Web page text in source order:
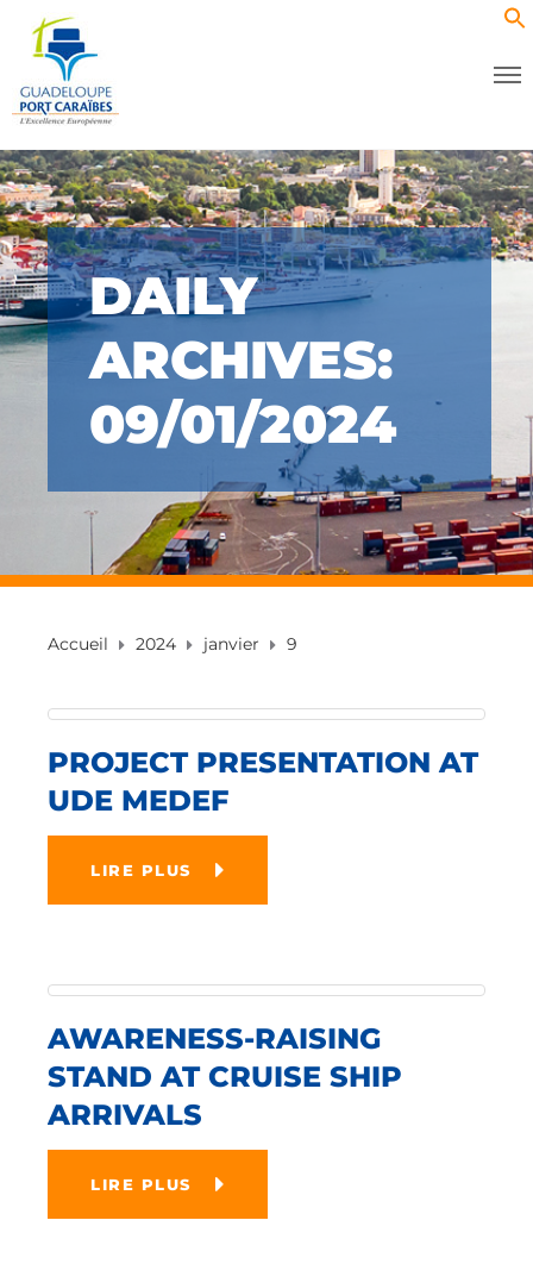
DAILY
ARCHIVES:
09/01/2024
Accueil 2024 janvier 9
PROJECT PRESENTATION AT
UDE MEDEF
LIRE PLUS
AWARENESS-RAISING
STAND AT CRUISE SHIP
ARRIVALS
LIRE PLUS